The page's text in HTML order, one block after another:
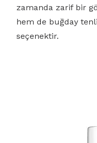
zamanda zarif bir
hem de buğday
seçenektir.